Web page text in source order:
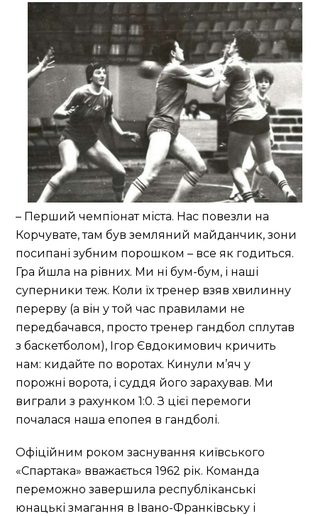
– Перший чемпіонат міста. Нас повезли на
Корчувате, там був земляний майданчик, зони
посипані зубним порошком – все як годиться.
Гра йшла на рівних. Ми ні бум-бум, і наші
суперники теж. Коли їх тренер взяв хвилинну
перерву (а він у той час правилами не
передбачався, просто тренер гандбол сплутав
з баскетболом), Ігор Євдокимович кричить
нам: кидайте по воротах. Кинули м’яч у
порожні ворота, і суддя його зарахував. Ми
виграли з рахунком 1:0. З цієї перемоги
почалася наша епопея в гандболі.
Офіційним роком заснування київського
«Спартака» вважається 1962 рік. Команда
переможно завершила республіканські
юнацькі змагання в Івано-Франківську і